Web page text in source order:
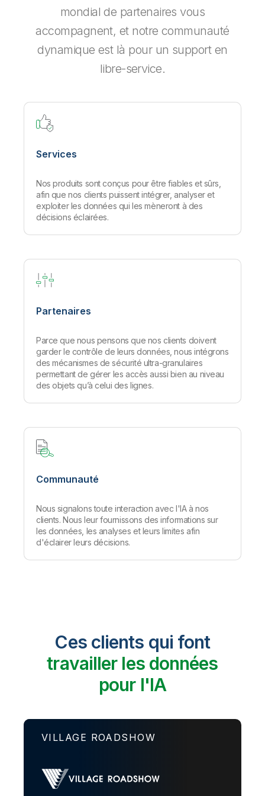
mondial de partenaires vous
accompagnent, et notre communauté
dynamique est là pour un support en
libre-service.
Services
Nos produits sont conçus pour être fiables et sûrs,
afin que nos clients puissent intégrer, analyser et
exploiter les données qui les mèneront à des
décisions éclairées.
Partenaires
Parce que nous pensons que nos clients doivent
garder le contrôle de leurs données, nous intégrons
des mécanismes de sécurité ultra-granulaires
permettant de gérer les accès aussi bien au niveau
des objets qu’à celui des lignes.
Communauté
Nous signalons toute interaction avec l'IA à nos
clients. Nous leur fournissons des informations sur
les données, les analyses et leurs limites afin
d'éclairer leurs décisions.
Ces clients qui font
travailler les données
pour l'IA
VILLAGE ROADSHOW